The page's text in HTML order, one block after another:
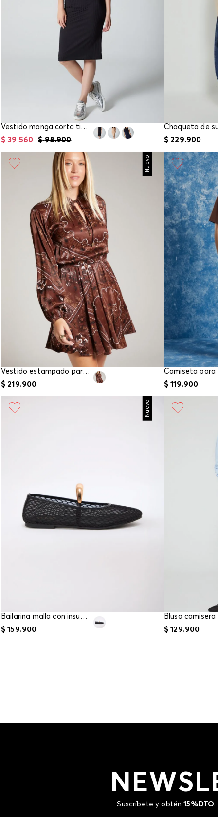
Vestido manga corta tipo columna para mujer
$ 98.900
$ 39.560 $ 229.900
Nuevo
Vestido estampado para mujer
$ 219.900 $ 119.900
Nuevo
Bailarina malla con insumo chunky
$ 159.900 $ 129.900
Suscríbete y obtén15%DTO.